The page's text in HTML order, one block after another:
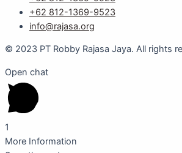
+62 812-1369-9523
info@rajasa.org
© 2023 PT Robby Rajasa Jaya. All rights
Open chat
1
More Information